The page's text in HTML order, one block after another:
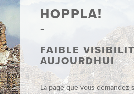
HOPPLA!
FAIBLE
AUJOURDHUI
La page que vous demandez